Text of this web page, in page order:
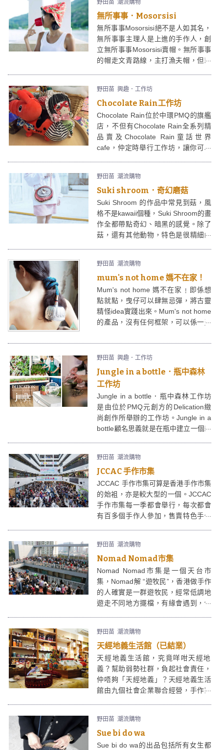
野田苗 潮流購物
無所事事．Mosorsisi
無所事事Mosorsisi絕不是人如其名，
無所事事主理人是上進的手作人，創
立無所事事Mosorsisi賣帽。無所事事
的帽走文青路線，主打漁夫帽，但就
的，一邊花碌碌、一邊淨色，反一
反，立即變色，得左﹗
野田苗 興趣．工作坊
Chocolate Rain工作坊
Chocolate Rain位於中環PMQ的旗艦
店，不但有Chocolate Rain全系列精
品賣及Chocolate Rain童話世界
cafe，仲定時舉行工作坊，讓你可以
一件」的「睜開眼版」Chocolate
Rain呢？
野田苗 潮流購物
Suki shroom．奇幻磨菇
Suki Shroom 的作品中常見到菇，風
格不是kawaii個種，Suki Shroom的畫
作全都帶點奇幻、暗黑的感覺。除了
菇，還有其他動物，特色是很精細的
有一系列恤衫「假領」，還有小背
心，十分型格。
野田苗 潮流購物
mum's not home 媽不在家！
Mum's not home 媽不在家﹗即係想
點就點，曳仔可以肆無忌彈，將古靈
精怪idea實踐出來。Mum's not home
的產品，沒有任何框架，可以係一盞
總之思潮一到，咩都有可能。「唔係
啩」燈，就是Mum's not home 的得
野田苗 興趣．工作坊
Jungle in a bottle．瓶中森林
工作坊
Jungle in a bottle．瓶中森林工作坊
是由位於PMQ元創方的Delication緻
尚創作所舉辦的工作坊。Jungle in a
bottle顧名思義就是在瓶中建立一個森
森林」是一個很別緻的擺設，同時亦
可以為家居加一點「綠」。
野田苗 潮流購物
JCCAC 手作市集
JCCAC 手作市集可算是香港手作市集
的始袓，亦是較大型的一個。JCCAC
手作市集每一季都會舉行，每次都會
有百多個手作人參加，售賣特色手作
觀JCCAC賽馬會創意藝術中心，認識
一下香港本土創意工業。
野田苗 潮流購物
Nomad Nomad市集
Nomad Nomad市集是一個天台市
集，Nomad解 “遊牧民”，香港做手作
的人確實是一群遊牧民，經常低調地
遊走不同地方擺檔，有緣會遇到，但
化，手作味重，Nomad Nomad
Market還會同場舉行工作坊。
野田苗 潮流購物
天經地義生活館（已結業）
天經地義生活館，究竟咩咁天經地
義？幫助弱勢社群，負起社會責任，
仲唔夠「天經地義」？天經地義生活
館由九個社會企業聯合經營，手作家
啲organic，先至係潮流。
野田苗 潮流購物
Sue bi do wa
Sue bi do wa的出品包括所有女生都